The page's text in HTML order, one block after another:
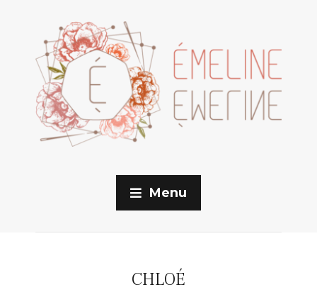
Menu
CHLOÉ